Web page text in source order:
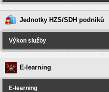
Jednotky HZS/SDH podniků
Výkon služby
E-learning
E-learning